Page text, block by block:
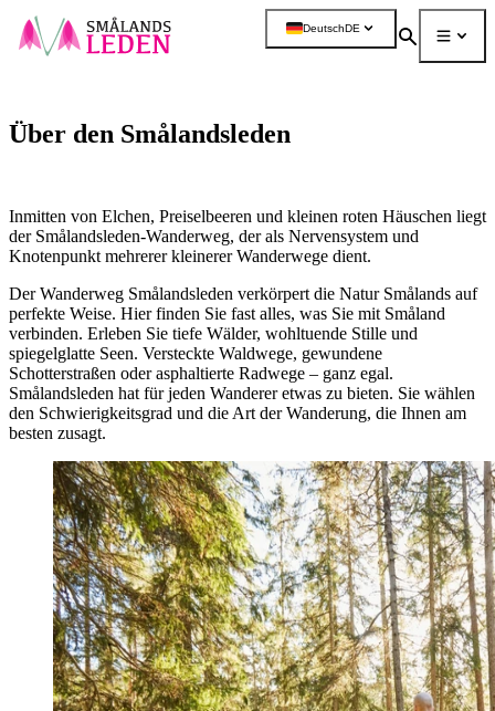
Menü
Mehr
DeutschDE
Suchen
Über den Smålandsleden
Inmitten von Elchen, Preiselbeeren und kleinen roten Häuschen liegt
der Smålandsleden-Wanderweg, der als Nervensystem und
Knotenpunkt mehrerer kleinerer Wanderwege dient.
Der Wanderweg Smålandsleden verkörpert die Natur Smålands auf
perfekte Weise. Hier finden Sie fast alles, was Sie mit Småland
verbinden. Erleben Sie tiefe Wälder, wohltuende Stille und
spiegelglatte Seen. Versteckte Waldwege, gewundene
Schotterstraßen oder asphaltierte Radwege – ganz egal.
Smålandsleden hat für jeden Wanderer etwas zu bieten. Sie wählen
den Schwierigkeitsgrad und die Art der Wanderung, die Ihnen am
besten zusagt.